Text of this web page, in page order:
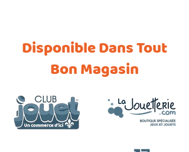
Disponible Dans Tout
Bon Magasin